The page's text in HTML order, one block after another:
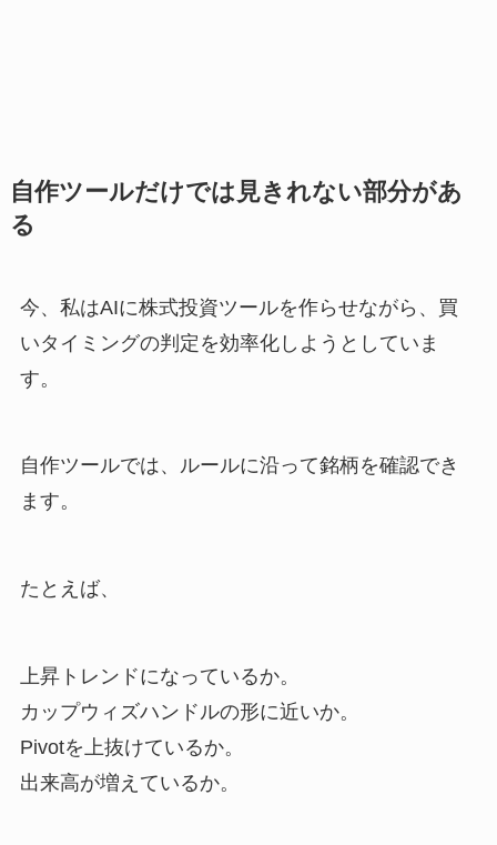
自作ツールだけでは見きれない部分があ
る
今、私はAIに株式投資ツールを作らせながら、買
いタイミングの判定を効率化しようとしていま
す。
自作ツールでは、ルールに沿って銘柄を確認でき
ます。
たとえば、
上昇トレンドになっているか。
カップウィズハンドルの形に近いか。
Pivotを上抜けているか。
出来高が増えているか。